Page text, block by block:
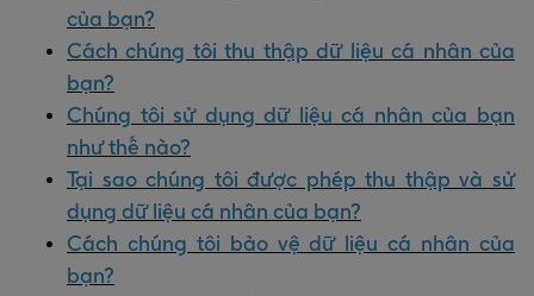
của bạn?
Cách chúng tôi thu thập dữ liệu cá nhân của
bạn?
Chúng tôi sử dụng dữ liệu cá nhân của bạn
như thế nào?
Tại sao chúng tôi được phép thu thập và sử
dụng dữ liệu cá nhân của bạn?
Cách chúng tôi bảo vệ dữ liệu cá nhân của
bạn?